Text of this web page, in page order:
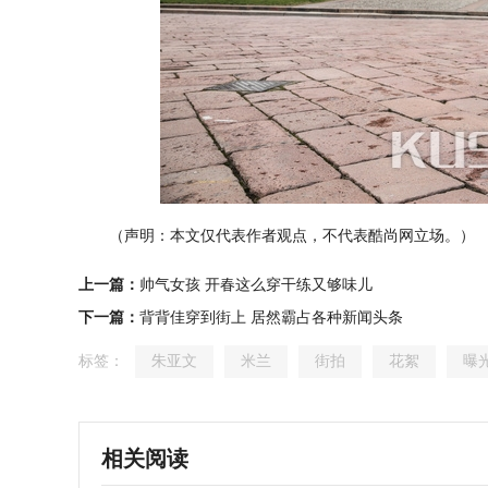
（声明：本文仅代表作者观点，不代表酷尚网立场。）
上一篇： 帅气女孩 开春这么穿干练又够味儿
下一篇： 背背佳穿到街上 居然霸占各种新闻头条
标签： 朱亚文 米兰 街拍 花絮 曝
相关阅读